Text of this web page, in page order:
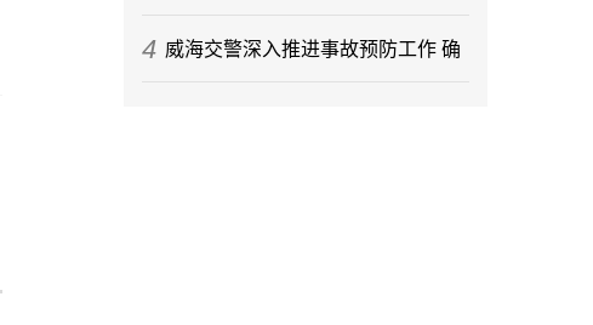
今年气候情况发布
4 威海交警深入推进事故预防工作 确